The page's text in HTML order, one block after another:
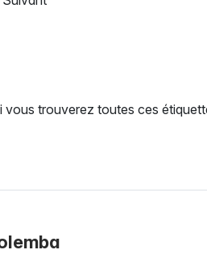
vous trouverez toutes ces